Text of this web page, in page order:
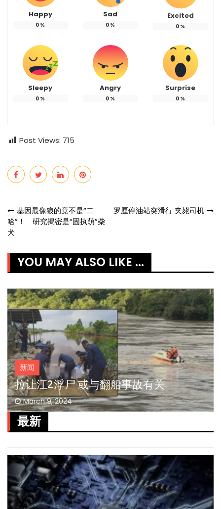
Happy
0 %
Sad
0 %
Excited
0 %
Sleepy
0 %
Angry
0 %
Surprise
0 %
Post Views: 715
Post
navigation
基因最像狼的竟不是“二
哈”！ 研究揭密是“固执萌”柴
犬
罗厘停油站突滑行 夹毙司机
YOU MAY ALSO LIKE ...
新闻
拉让江2浮尸 或与翻船事故有关
March 9, 2024
最新